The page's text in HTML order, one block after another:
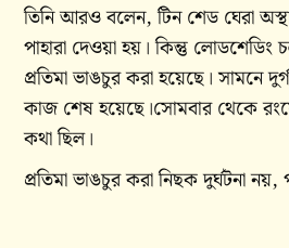
তিনি আরও বলেন, টিন শেড ঘেরা
পাহারা দেওয়া হয়। কিন্তু লোডশেডিং
প্রতিমা ভাঙচুর করা হয়েছে। সামনে
কাজ শেষ হয়েছে।সোমবার থেকে
কথা ছিল।
প্রতিমা ভাঙচুর করা নিছক দুর্ঘটনা নয়,